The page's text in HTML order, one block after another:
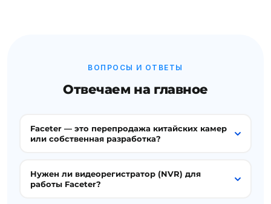
ВОПРОСЫ И ОТВЕТЫ
Отвечаем на главное
Faceter — это перепродажа китайских камер
или собственная разработка?
Нужен ли видеорегистратор (NVR) для
работы Faceter?